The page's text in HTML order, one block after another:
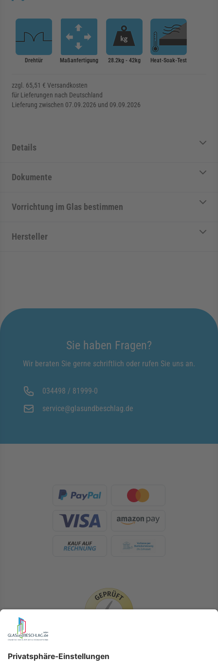
Drehtür Maßanfertigung 28.2kg - 42kg Heat-Soak-Test
zzgl. 65,51 € Versandkosten
für Lieferungen nach Deutschland
Lieferung zwischen 07.09.2026 und 09.09.2026
Details
Dokumente
Vorrichtung im Glas bestimmen
Hersteller
Sie haben Fragen?
Wir beraten Sie gerne schriftlich oder rufen Sie uns an.
034498 / 81999-0
service@glasundbeschlag.de